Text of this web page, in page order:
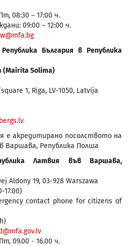
08:30 – 17:00 ч.
09:00 – 12:00 ч.
България в Република
Solima)
1, Riga, LV-1050, Latvija
е акредитирано посолството на
Варшава, Република Полша
Латвия във Варшава,
Aldony 19, 03-928 Warszawa
17.00)
contact phone for citizens of
09.00 - 16.00 ч.